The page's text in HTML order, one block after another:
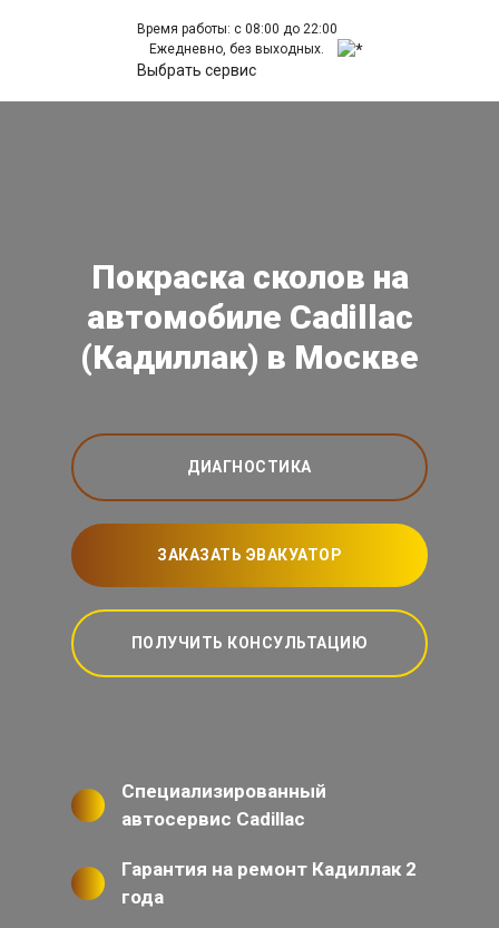
Время работы: с 08:00 до 22:00
Ежедневно, без выходных.
Выбрать сервис
Покраска сколов на
автомобиле Cadillac
(Кадиллак) в Москве
ДИАГНОСТИКА
ЗАКАЗАТЬ ЭВАКУАТОР
ПОЛУЧИТЬ КОНСУЛЬТАЦИЮ
Специализированный
автосервис Cadillac
Гарантия на ремонт Кадиллак 2
года